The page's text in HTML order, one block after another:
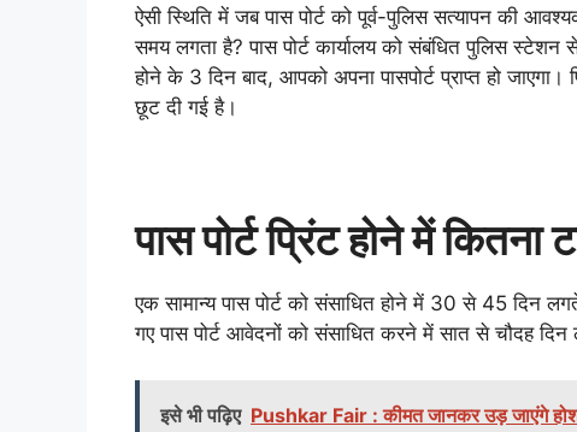
ऐसी स्थिति में जब पास पोर्ट को पूर्व-पुलिस सत्यापन की
समय लगता है? पास पोर्ट कार्यालय को संबंधित पुलिस स्टेशन
होने के 3 दिन बाद, आपको अपना पासपोर्ट प्राप्त हो
छूट दी गई है।
पास पोर्ट प्रिंट होने में कितना
एक सामान्य पास पोर्ट को संसाधित होने में 30 से 45 दिन
गए पास पोर्ट आवेदनों को संसाधित करने में सात से चौदह
इसे भी पढ़िए Pushkar Fair : कीमत जानकर उड़ जाएंगे होश